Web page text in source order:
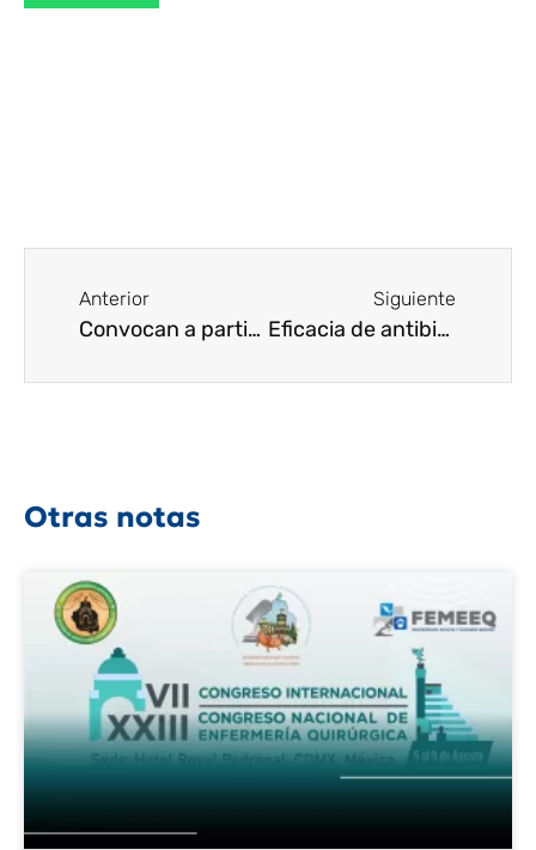
Anterior
Convocan a participar en proyecto para impulsar conocimiento y desarrollo de nuevos antibióticos en México
Siguiente
Eficacia de antibióticos ¿se reduce significativamente cuando se presenta una infección polimicrobiana?
Otras notas